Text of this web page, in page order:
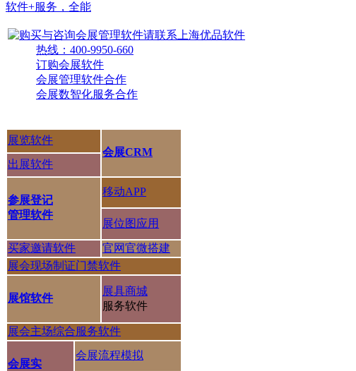
软件+服务，全能
热线：400-9950-660
订购会展软件
会展管理软件合作
会展数智化服务合作
展览软件
会展CRM
出展软件
参展登记
管理软件
移动APP
展位图应用
买家邀请软件
官网官微搭建
展会现场制证门禁软件
展馆软件
展具商城
服务软件
展会主场综合服务软件
会展实
会展流程模拟